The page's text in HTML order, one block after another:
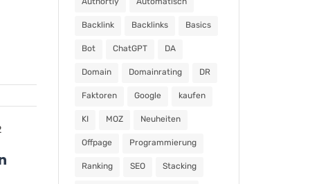
Backlink Backlinks Basics
Bot ChatGPT DA
Domain Domainrating DR
Faktoren Google kaufen
KI MOZ Neuheiten
Offpage Programmierung
Ranking SEO Stacking